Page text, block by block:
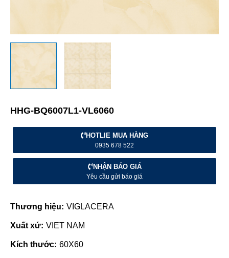
HHG-BQ6007L1-VL6060
HOTLIE MUA HÀNG
0935 678 522
NHẬN BÁO GIÁ
Yêu cầu gửi báo giá
Thương hiệu: VIGLACERA
Xuất xứ: VIET NAM
Kích thước: 60X60